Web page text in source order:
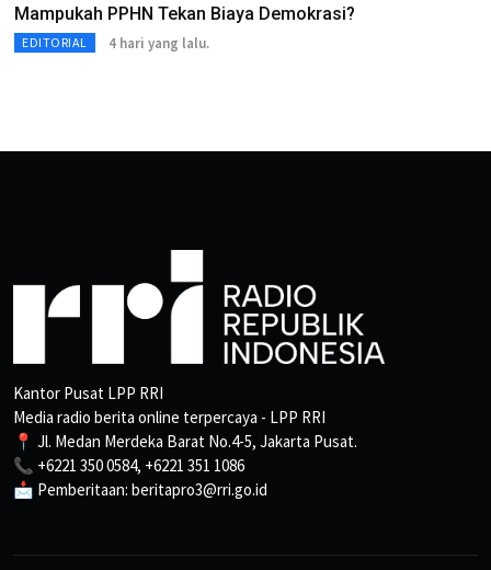
Mampukah PPHN Tekan Biaya Demokrasi?
EDITORIAL 4 hari yang lalu.
Kantor Pusat LPP RRI
Media radio berita online terpercaya - LPP RRI
📍 Jl. Medan Merdeka Barat No.4-5, Jakarta Pusat.
📞 +6221 350 0584, +6221 351 1086
📩 Pemberitaan: beritapro3@rri.go.id